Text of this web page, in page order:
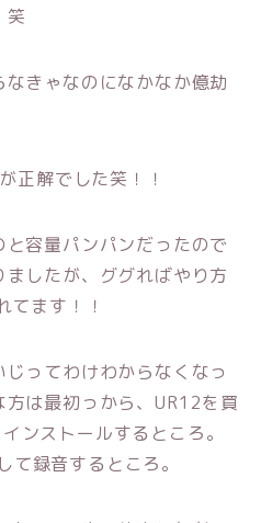
笑
きゃなのになかなか億劫
正解でした笑！！
容量パンパンだったので
したが、ググればやり方
てます！！
ってわけわからなくなっ
は最初っから、UR12を買
ンストールするところ。
録音するところ。